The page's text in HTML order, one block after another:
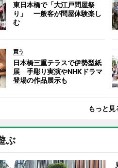
東日本橋で「大江戸問屋祭
り」 一般客が問屋体験楽し
む
買う
日本橋三重テラスで伊勢型紙
展 手彫り実演やNHKドラマ
登場の作品展示も
もっと見
ぶ